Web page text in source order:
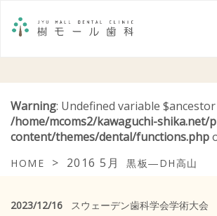
Warning: Undefined variable
/home/mcoms2/kawaguchi-shika.net/
content/themes/dental/functions.php
HOME > 2016 5月 黒板―DH高山
2023/12/16 スウェーデン歯科学会学術大会